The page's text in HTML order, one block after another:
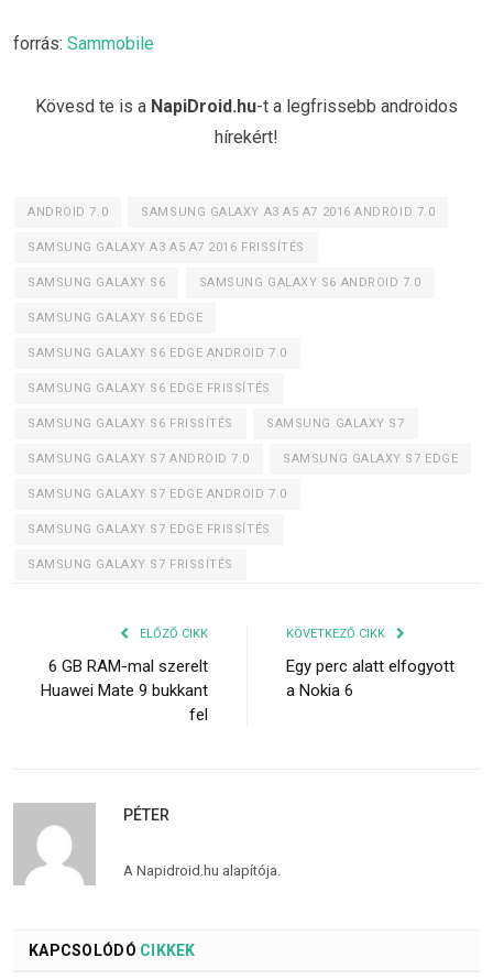
forrás: Sammobile
Kövesd te is a NapiDroid.hu-t a legfrissebb androidos
hírekért!
ANDROID 7.0 SAMSUNG GALAXY A3 A5 A7 2016 ANDROID 7.0
SAMSUNG GALAXY A3 A5 A7 2016 FRISSÍTÉS
SAMSUNG GALAXY S6 SAMSUNG GALAXY S6 ANDROID 7.0
SAMSUNG GALAXY S6 EDGE
SAMSUNG GALAXY S6 EDGE ANDROID 7.0
SAMSUNG GALAXY S6 EDGE FRISSÍTÉS
SAMSUNG GALAXY S6 FRISSÍTÉS SAMSUNG GALAXY S7
SAMSUNG GALAXY S7 ANDROID 7.0 SAMSUNG GALAXY S7 EDGE
SAMSUNG GALAXY S7 EDGE ANDROID 7.0
SAMSUNG GALAXY S7 EDGE FRISSÍTÉS
SAMSUNG GALAXY S7 FRISSÍTÉS
ELŐZŐ CIKK
6 GB RAM-mal szerelt
Huawei Mate 9 bukkant
fel
KÖVETKEZŐ CIKK
Egy perc alatt elfogyott
a Nokia 6
PÉTER
A Napidroid.hu alapítója.
KAPCSOLÓDÓ CIKKEK